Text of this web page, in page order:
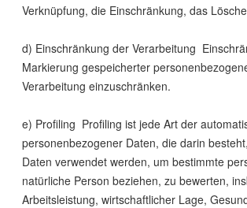
Verknüpfung, die Einschränkung, das
d) Einschränkung der Verarbeitung
Markierung gespeicherter
Verarbeitung einzuschränken.
e) Profiling Profiling ist jede Art der
personenbezogener Daten, die darin
Daten verwendet werden, um bestimmte
natürliche Person beziehen, zu bewerten,
Arbeitsleistung, wirtschaftlicher Lage,